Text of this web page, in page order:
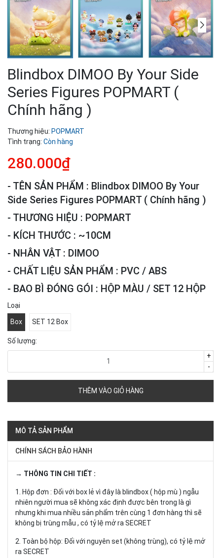
Blindbox DIMOO By Your Side
Series Figures POPMART (
Chính hãng )
Thương hiệu: POPMART
Tình trạng: Còn hàng
280.000₫
- TÊN SẢN PHẨM : Blindbox DIMOO By Your
Side Series Figures POPMART ( Chính hãng )
- THƯƠNG HIỆU : POPMART
- KÍCH THƯỚC : ~10CM
- NHÂN VẬT : DIMOO
- CHẤT LIỆU SẢN PHẨM : PVC / ABS
- BAO BÌ ĐÓNG GÓI : HỘP MÀU / SET 12 HỘP
Loại
Box SET 12 Box
Số lượng:
-
+
THÊM VÀO GIỎ HÀNG
MÔ TẢ SẢN PHẨM
CHÍNH SÁCH BẢO HÀNH
→ THÔNG TIN CHI TIẾT :
1. Hộp đơn : Đối với box lẻ vì đây là blindbox ( hộp mù ) ngẫu
nhiên người mua sẽ không xác định được bên trong là gì
nhưng khi mua nhiều sản phẩm trên cùng 1 đơn hàng thì sẽ
không bị trùng mẫu , có tỷ lệ mở ra SECRET
2. Toàn bộ hộp: Đối với nguyên set (không trùng), có tỷ lệ mở
ra SECRET